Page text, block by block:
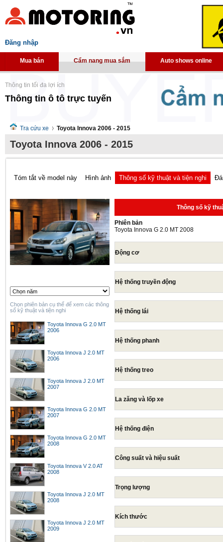
Đăng nhập
Mua bán Cẩm nang mua sắm Auto shows online
Thông tin tối đa lợi ích
Thông tin ô tô trực tuyến
Tra cứu xe Toyota Innova 2006 - 2015
Toyota Innova 2006 - 2015
Tóm tắt về model này Hình ảnh Thông số kỹ thuật và tiện nghi
Chọn phiên bản cụ thể để xem các thông
số kỹ thuật và tiện nghi
Toyota Innova G 2.0 MT
2006
Toyota Innova J 2.0 MT
2006
Toyota Innova J 2.0 MT
2007
Toyota Innova G 2.0 MT
2007
Toyota Innova G 2.0 MT
2008
Toyota Innova V 2.0 AT
2008
Toyota Innova J 2.0 MT
2008
Toyota Innova J 2.0 MT
2009
Thông số kỹ
Phiên bản
Toyota Innova G 2.0 MT 2008
Động cơ
Hệ thống truyền động
Hệ thống lái
Hệ thống phanh
Hệ thống treo
La zăng và lốp xe
Hệ thống điện
Công suất và hiệu suất
Trọng lượng
Kích thước